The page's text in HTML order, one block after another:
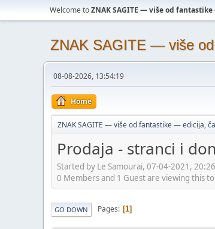
Welcome toZNAK SAGITE — više od
ZNAK SAGITE — više
08-08-2026, 13:54:19
Home
ZNAK SAGITE — više od fantastike — edicija,
Prodaja - stranci i
Started by Le Samourai, 07-04-2021,
0 Members and 1 Guest are viewing this
GO DOWN Pages 1